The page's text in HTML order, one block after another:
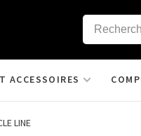
ACCESSOIRES
LINE